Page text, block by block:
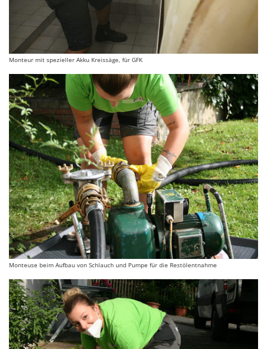
Monteur mit spezieller Akku Kreissäge, für GFK
Monteuse beim Aufbau von Schlauch und Pumpe für die Restölentnahme